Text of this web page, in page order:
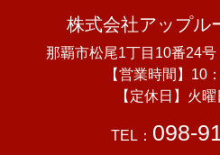
株式会社アップル
那覇市松尾1丁目10番24
【営業時間】10
【定休日】火
TEL： 098-